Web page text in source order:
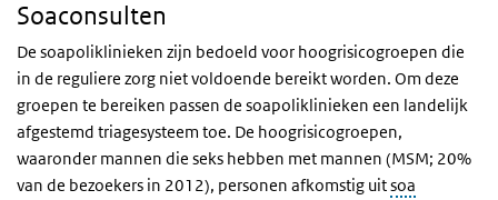
Soaconsulten
De soapoliklinieken zijn bedoeld voor hoogrisicogroepen die
in de reguliere zorg niet voldoende bereikt worden. Om deze
groepen te bereiken passen de soapoliklinieken een landelijk
afgestemd triagesysteem toe. De hoogrisicogroepen,
waaronder mannen die seks hebben met mannen (MSM; 20%
van de bezoekers in 2012), personen afkomstig uitsoa